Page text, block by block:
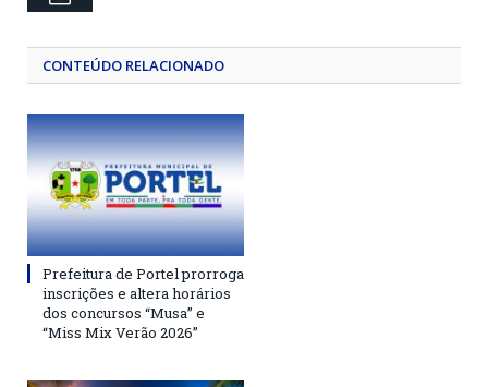
CONTEÚDO RELACIONADO
Prefeitura de Portel prorroga
inscrições e altera horários
dos concursos “Musa” e
“Miss Mix Verão 2026”